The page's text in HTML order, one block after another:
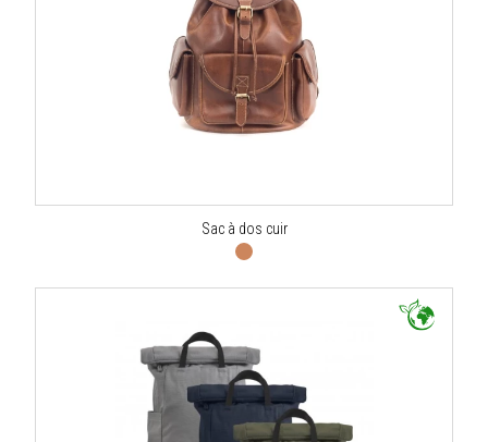
Sac à dos cuir